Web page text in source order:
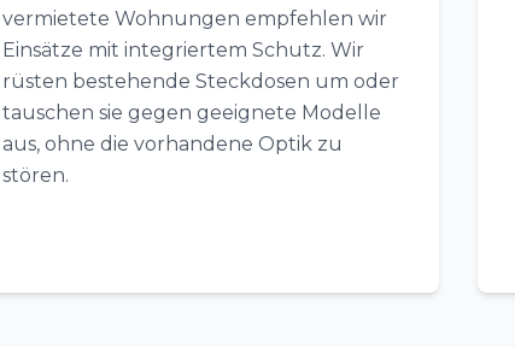
vermietete Wohnungen empfehlen wir
Einsätze mit integriertem Schutz. Wir
rüsten bestehende Steckdosen um oder
tauschen sie gegen geeignete Modelle
aus, ohne die vorhandene Optik zu
stören.